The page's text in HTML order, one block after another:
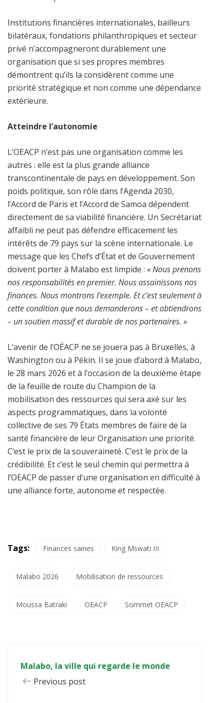
Institutions financières internationales, bailleurs
bilatéraux, fondations philanthropiques et secteur
privé n’accompagneront durablement une
organisation que si ses propres membres
démontrent qu’ils la considèrent comme une
priorité stratégique et non comme une dépendance
extérieure.
Atteindre l’autonomie
L’OEACP n’est pas une organisation comme les
autres : elle est la plus grande alliance
transcontinentale de pays en développement. Son
poids politique, son rôle dans l’Agenda 2030,
l’Accord de Paris et l’Accord de Samoa dépendent
directement de sa viabilité financière. Un Secrétariat
affaibli ne peut pas défendre efficacement les
intérêts de 79 pays sur la scène internationale. Le
message que les Chefs d’État et de Gouvernement
doivent porter à Malabo est limpide : « Nous prenons
nos responsabilités en premier. Nous assainissons nos
finances. Nous montrons l’exemple. Et c’est seulement à
cette condition que nous demanderons – et obtiendrons
– un soutien massif et durable de nos partenaires. »
L’avenir de l’OÉACP ne se jouera pas à Bruxelles, à
Washington ou à Pékin. Il se joue d’abord à Malabo,
le 28 mars 2026 et à l’occasion de la deuxième étape
de la feuille de route du Champion de la
mobilisation des ressources qui sera axé sur les
aspects programmatiques, dans la volonté
collective de ses 79 États membres de faire de la
santé financière de leur Organisation une priorité.
C’est le prix de la souveraineté. C’est le prix de la
crédibilité. Et c’est le seul chemin qui permettra à
l’OEACP de passer d’une organisation en difficulté à
une alliance forte, autonome et respectée.
Tags: Finances saines King Mswati III
Malabo 2026 Mobilisation de ressources
Moussa Batraki OEACP Sommet OEACP
Malabo, la ville qui regarde le monde
Previous post